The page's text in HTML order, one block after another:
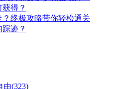
得？
终极攻略带你轻松通关
迹？
由(323)